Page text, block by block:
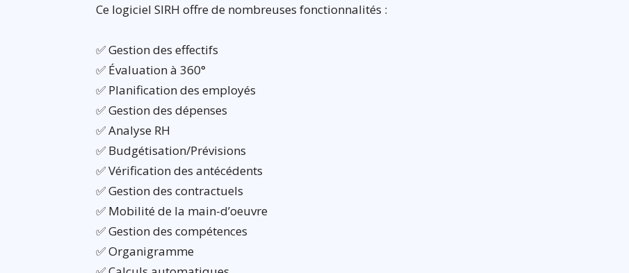
Ce logiciel SIRH offre de nombreuses fonctionnalités :
✅ Gestion des effectifs
✅ Évaluation à 360°
✅ Planification des employés
✅ Gestion des dépenses
✅ Analyse RH
✅ Budgétisation/Prévisions
✅ Vérification des antécédents
✅ Gestion des contractuels
✅ Mobilité de la main-d’oeuvre
✅ Gestion des compétences
✅ Organigramme